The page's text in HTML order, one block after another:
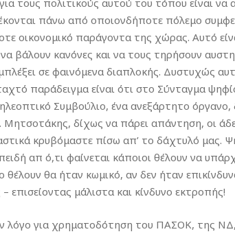
τους πολιτικούς αυτού του τόπου είναι να
πάνω από οποιονδήποτε πόλεμο
οικονομικό παράγοντα της χώρας. Αυτό
να βάλουν κανόνες και να τους τηρήσουν
σε φαινόμενα διαπλοκής. Δυστυχώς
παράδειγμα είναι ότι στο Σύνταγμα
Συμβούλιο, ένα ανεξάρτητο όργανο,
δίχως να πάρει απάντηση, οι
κρυβόμαστε πίσω απ’ το δάχτυλό μας.
απ ό,τι φαίνεται κάποιοι θέλουν να
θα ήταν κωμικό, αν δεν ήταν
επισείοντας μάλιστα και κίνδυνο εκτροπής!
λόγο για χρηματοδότηση του ΠΑΣΟΚ, της